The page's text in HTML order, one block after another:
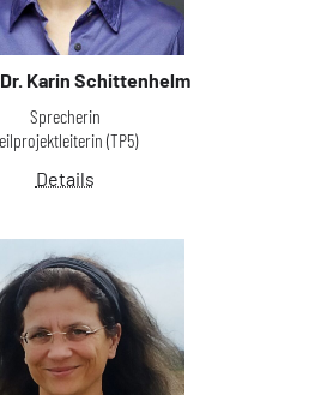
Dr. Karin Schittenhelm
Sprecherin
(TP5)
Details